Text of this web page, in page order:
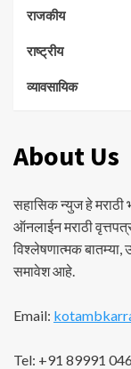
राजकीय
राष्ट्रीय
व्यावसायिक
About Us
सहासिक न्युज हे मराठी
ऑनलाईन मराठी वृत्तपत्र
विश्लेषणात्मक
समावेश आहे.
Email:
Tel: +91 89991